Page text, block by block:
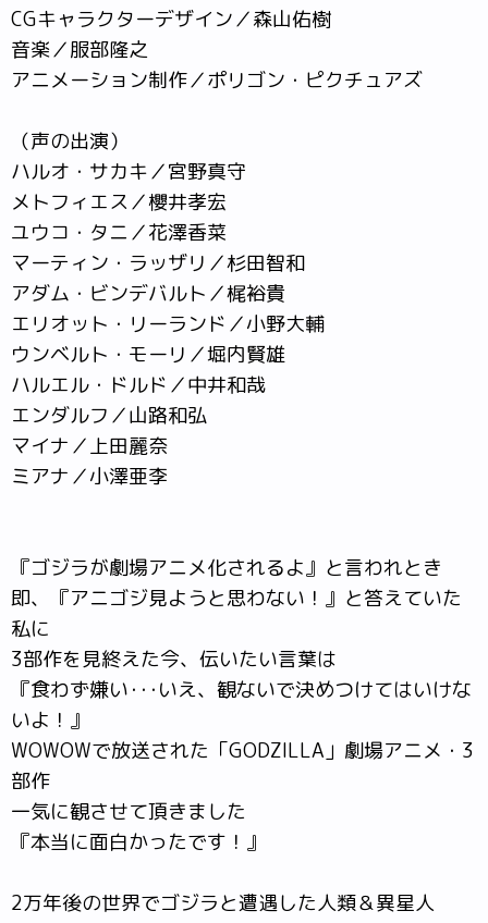
CGキャラクターデザイン／森山佑樹
音楽／服部隆之
アニメーション制作／ポリゴン・ピクチュアズ
（声の出演）
ハルオ・サカキ／宮野真守
メトフィエス／櫻井孝宏
ユウコ・タニ／花澤香菜
マーティン・ラッザリ／杉田智和
アダム・ビンデバルト／梶裕貴
エリオット・リーランド／小野大輔
ウンベルト・モーリ／堀内賢雄
ハルエル・ドルド／中井和哉
エンダルフ／山路和弘
マイナ／上田麗奈
ミアナ／小澤亜李
『ゴジラが劇場アニメ化されるよ』と言われとき
即、『アニゴジ見ようと思わない！』と答えていた
私に
3部作を見終えた今、伝いたい言葉は
『食わず嫌い･･･いえ、観ないで決めつけてはいけな
いよ！』
WOWOWで放送された「GODZILLA」劇場アニメ・3
部作
一気に観させて頂きました
『本当に面白かったです！』
2万年後の世界でゴジラと遭遇した人類＆異星人